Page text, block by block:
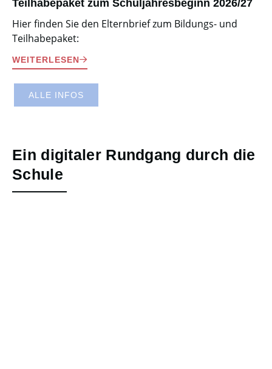
Teilhabepaket zum Schuljahresbeginn 2026/27
Hier finden Sie den Elternbrief zum Bildungs- und
Teilhabepaket:
WEITERLESEN
ALLE INFOS
Ein digitaler Rundgang durch die
Schule